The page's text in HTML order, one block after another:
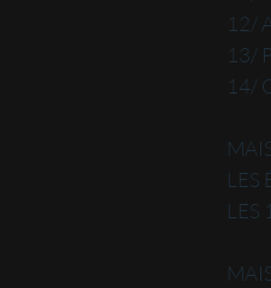
12/
13/
14/
LES
LES